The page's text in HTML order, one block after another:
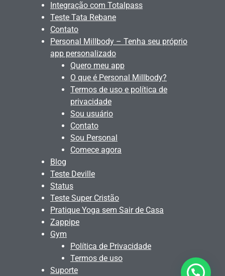
Integração com Totalpass
Teste Tata Rebane
Contato
Personal Millbody – Tenha seu próprio
app personalizado
Quero meu app
O que é Personal Millbody?
Termos de uso e política de
privacidade
Sou usuário
Contato
Sou Personal
Comece agora
Blog
Teste Deville
Status
Teste Super Cristão
Pratique Yoga sem Sair de Casa
Zappipe
Gym
Política de Privacidade
Termos de uso
Suporte